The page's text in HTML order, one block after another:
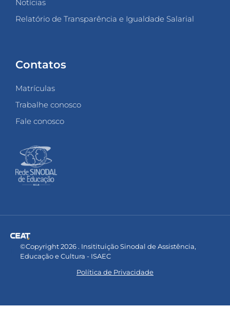
Notícias
Relatório de Transparência e Igualdade Salarial
Contatos
Matrículas
Trabalhe conosco
Fale conosco
©Copyright 2026 . Insitituição Sinodal de Assistência,
Educação e Cultura - ISAEC
Política de Privacidade